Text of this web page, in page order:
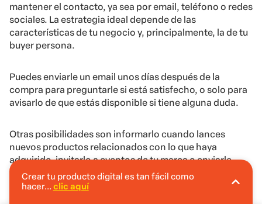
mantener el contacto, ya sea por email, teléfono o redes
sociales. La estrategia ideal depende de las
características de tu negocio y, principalmente, la de tu
buyer persona.
Puedes enviarle un email unos días después de la
compra para preguntarle si está satisfecho, o solo para
avisarlo de que estás disponible si tiene alguna duda.
Otras posibilidades son informarlo cuando lances
nuevos productos relacionados con lo que haya
adquirido, invitarlo a eventos de tu marca o enviarle
mensajes personalizados en fechas señaladas.
En Hotmart puedes crear tu producto digital
Crear tu producto digital es tan fácil como
hacer... clic aquí